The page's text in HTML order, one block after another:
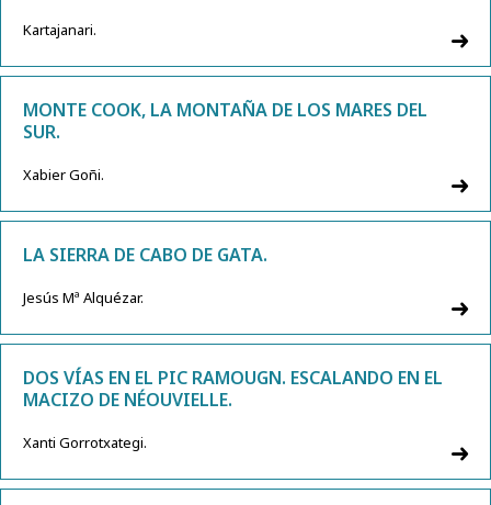
Kartajanari.
MONTE COOK, LA MONTAÑA DE LOS MARES DEL
SUR.
Xabier Goñi.
LA SIERRA DE CABO DE GATA.
Jesús Mª Alquézar.
DOS VÍAS EN EL PIC RAMOUGN. ESCALANDO EN EL
MACIZO DE NÉOUVIELLE.
Xanti Gorrotxategi.